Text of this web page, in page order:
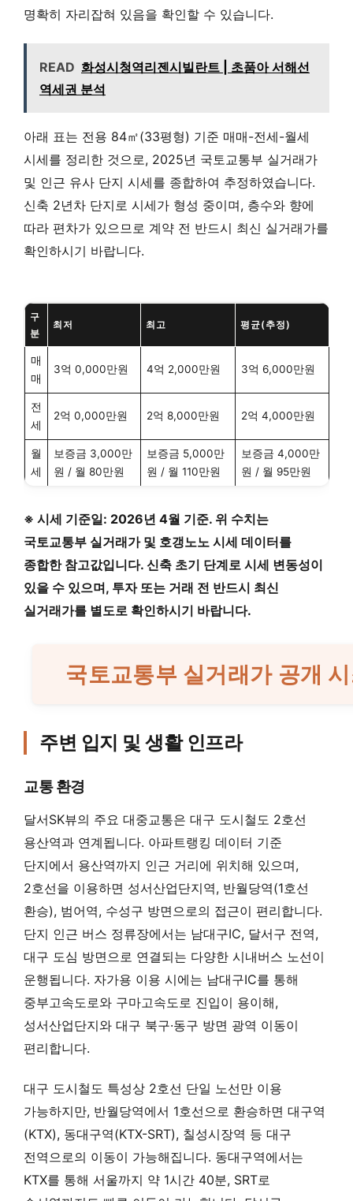
명확히 자리잡혀 있음을 확인할 수 있습니다.
READ 화성시청역리젠시빌란트 | 초품아 서해선
역세권 분석
아래 표는 전용 84㎡(33평형) 기준 매매-전세-월세
시세를 정리한 것으로, 2025년 국토교통부 실거래가
및 인근 유사 단지 시세를 종합하여 추정하였습니다.
신축 2년차 단지로 시세가 형성 중이며, 층수와 향에
따라 편차가 있으므로 계약 전 반드시 최신 실거래가를
확인하시기 바랍니다.
구
분
최저 최고 평균(추정)
매
매
3억 0,000만원 4억 2,000만원 3억 6,000만원
전
세
2억 0,000만원 2억 8,000만원 2억 4,000만원
월
세
보증금 3,000만
원 / 월 80만원
보증금 5,000만
원 / 월 110만원
보증금 4,000만
원 / 월 95만원
※ 시세 기준일: 2026년 4월 기준. 위 수치는
국토교통부 실거래가 및 호갱노노 시세 데이터를
종합한 참고값입니다. 신축 초기 단계로 시세 변동성이
있을 수 있으며, 투자 또는 거래 전 반드시 최신
실거래가를 별도로 확인하시기 바랍니다.
국토교통부 실거래가 공개
주변 입지 및 생활 인프라
교통 환경
달서SK뷰의 주요 대중교통은 대구 도시철도 2호선
용산역과 연계됩니다. 아파트랭킹 데이터 기준
단지에서 용산역까지 인근 거리에 위치해 있으며,
2호선을 이용하면 성서산업단지역, 반월당역(1호선
환승), 범어역, 수성구 방면으로의 접근이 편리합니다.
단지 인근 버스 정류장에서는 남대구IC, 달서구 전역,
대구 도심 방면으로 연결되는 다양한 시내버스 노선이
운행됩니다. 자가용 이용 시에는 남대구IC를 통해
중부고속도로와 구마고속도로 진입이 용이해,
성서산업단지와 대구 북구·동구 방면 광역 이동이
편리합니다.
대구 도시철도 특성상 2호선 단일 노선만 이용
가능하지만, 반월당역에서 1호선으로 환승하면 대구역
(KTX), 동대구역(KTX-SRT), 칠성시장역 등 대구
전역으로의 이동이 가능해집니다. 동대구역에서는
KTX를 통해 서울까지 약 1시간 40분, SRT로